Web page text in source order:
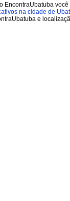
EncontraUbatuba
na cidade de
e